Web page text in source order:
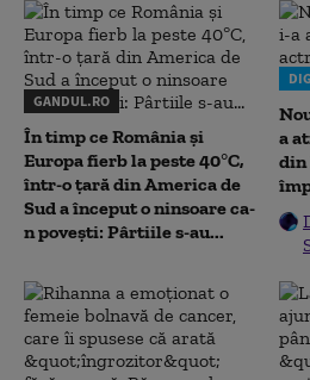
GANDUL.RO
În timp ce România și
Europa fierb la peste 40°C,
într-o țară din America de
Sud a început o ninsoare ca-
n povești: Pârtiile s-au...
a
din